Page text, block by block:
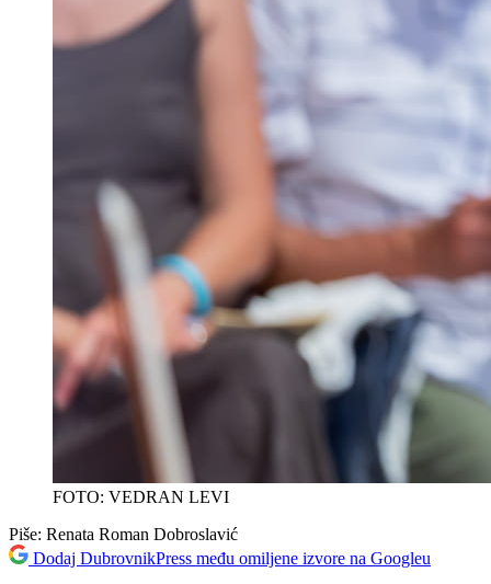
FOTO: VEDRAN LEVI
Piše: Renata Roman Dobroslavić
Dodaj DubrovnikPress među omiljene izvore na Googleu